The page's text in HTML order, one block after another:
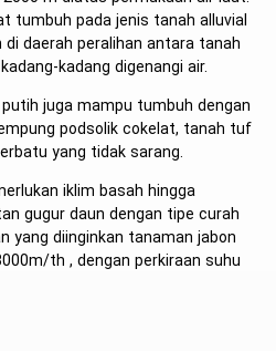
tumbuh pada jenis tanah alluvial
di daerah peralihan antara tanah
kadang digenangi air.
juga mampu tumbuh dengan
podsolik cokelat, tanah tuf
yang tidak sarang.
iklim basah hingga
gugur daun dengan tipe curah
yang diinginkan tanaman jabon
th , dengan perkiraan suhu